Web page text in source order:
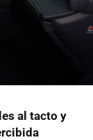
al tacto y